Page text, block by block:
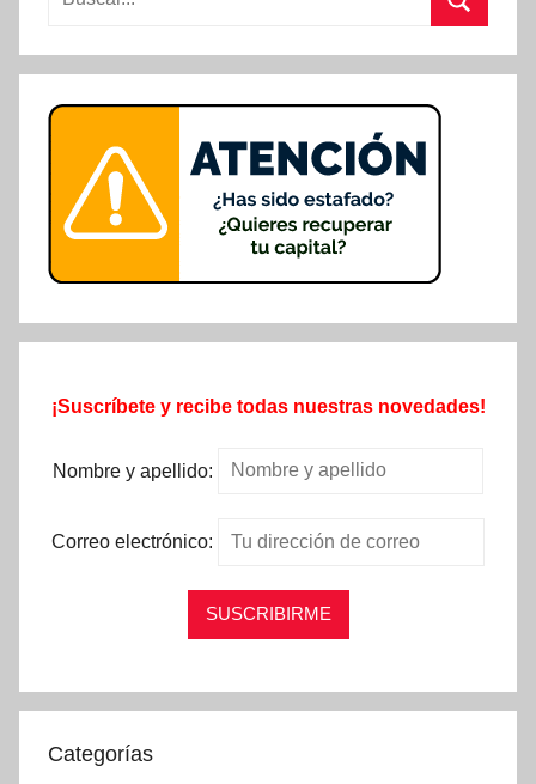
¡Suscríbete y recibe todas nuestras novedades!
Nombre y apellido:
Correo electrónico:
Categorías